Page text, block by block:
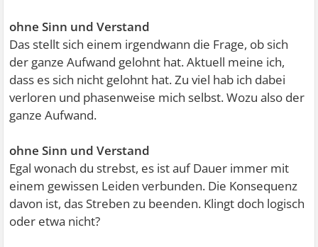
ohne Sinn und Verstand
Das stellt sich einem irgendwann die Frage, ob sich
der ganze Aufwand gelohnt hat. Aktuell meine ich,
dass es sich nicht gelohnt hat. Zu viel hab ich dabei
verloren und phasenweise mich selbst. Wozu also der
ganze Aufwand.
ohne Sinn und Verstand
Egal wonach du strebst, es ist auf Dauer immer mit
einem gewissen Leiden verbunden. Die Konsequenz
davon ist, das Streben zu beenden. Klingt doch logisch
oder etwa nicht?